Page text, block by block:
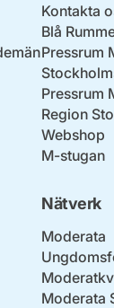
Kontakta
Blå
Pressrum
Pressrum
Region
Webshop
M-stugan
Nätverk
Moderata
Moderata